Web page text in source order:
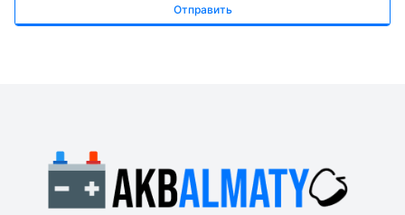
Отправить